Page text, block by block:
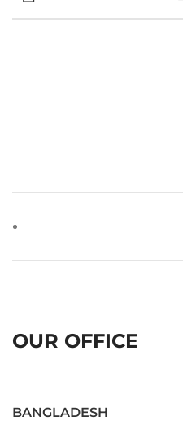
OUR OFFICE
BANGLADESH